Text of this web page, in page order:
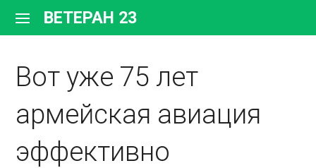
содержимому
ВЕТЕРАН 23
Вот уже 75 лет
армейская авиация
эффективно